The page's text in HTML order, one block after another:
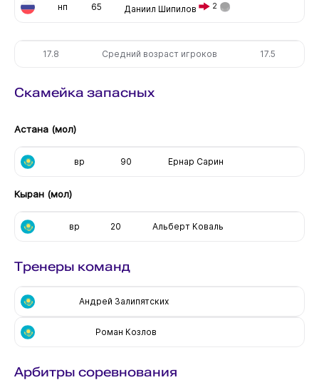
нп 65 Даниил Шипилов 2
17.8 Средний возраст игроков 17.5
Скамейка запасных
Астана (мол)
вр 90 Ернар Сарин
Кыран (мол)
вр 20 Альберт Коваль
Тренеры команд
Андрей Залипятских
Роман Козлов
Арбитры соревнования